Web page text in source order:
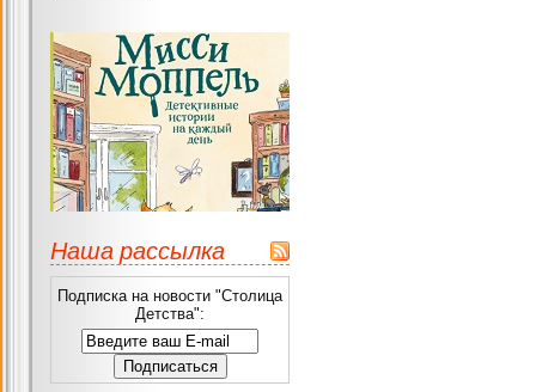
Наша рассылка
Подписка на новости "Столица
Детства":